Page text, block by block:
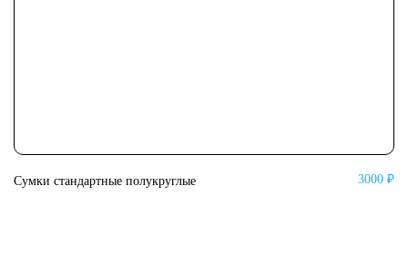
Сумки стандартные полукруглые 3000 ₽